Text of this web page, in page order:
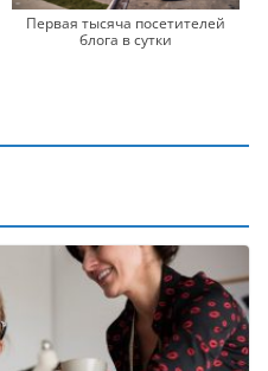
Первая тысяча посетителей
блога в сутки